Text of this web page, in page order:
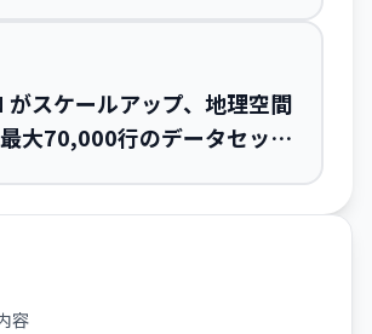
がスケールアップ、地理空間
大70,000行のデータセット
容